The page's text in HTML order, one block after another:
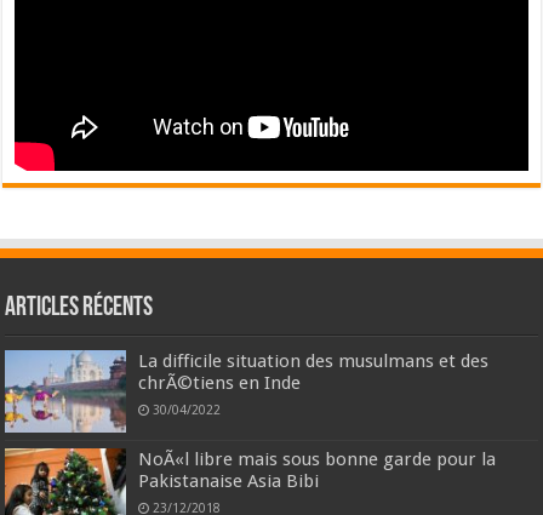
Articles récents
La difficile situation des musulmans et des
chrÃ©tiens en Inde
30/04/2022
NoÃ«l libre mais sous bonne garde pour la
Pakistanaise Asia Bibi
23/12/2018